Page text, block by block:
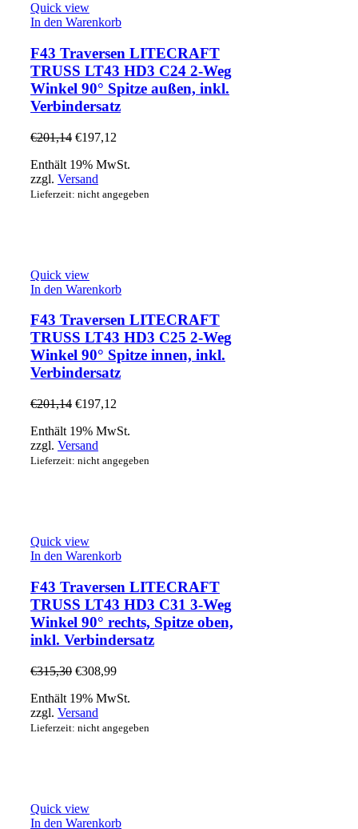
Quick view
In den Warenkorb
F43 Traversen LITECRAFT
TRUSS LT43 HD3 C24 2-Weg
Winkel 90° Spitze außen, inkl.
Verbindersatz
€201,14 €197,12
Enthält 19% MwSt.
zzgl. Versand
Lieferzeit: nicht angegeben
Quick view
In den Warenkorb
F43 Traversen LITECRAFT
TRUSS LT43 HD3 C25 2-Weg
Winkel 90° Spitze innen, inkl.
Verbindersatz
€201,14 €197,12
Enthält 19% MwSt.
zzgl. Versand
Lieferzeit: nicht angegeben
Quick view
In den Warenkorb
F43 Traversen LITECRAFT
TRUSS LT43 HD3 C31 3-Weg
Winkel 90° rechts, Spitze oben,
inkl. Verbindersatz
€315,30 €308,99
Enthält 19% MwSt.
zzgl. Versand
Lieferzeit: nicht angegeben
Quick view
In den Warenkorb